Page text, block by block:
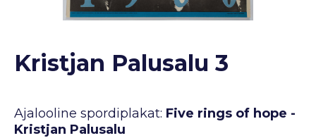
Kristjan Palusalu 3
Ajalooline spordiplakat: Five rings of hope -
Kristjan Palusalu